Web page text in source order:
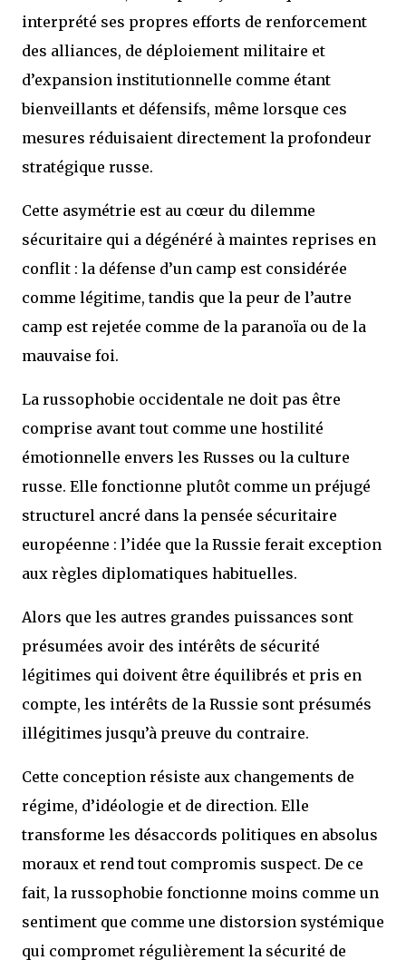
interprété ses propres efforts de renforcement
des alliances, de déploiement militaire et
d’expansion institutionnelle comme étant
bienveillants et défensifs, même lorsque ces
mesures réduisaient directement la profondeur
stratégique russe.
Cette asymétrie est au cœur du dilemme
sécuritaire qui a dégénéré à maintes reprises en
conflit : la défense d’un camp est considérée
comme légitime, tandis que la peur de l’autre
camp est rejetée comme de la paranoïa ou de la
mauvaise foi.
La russophobie occidentale ne doit pas être
comprise avant tout comme une hostilité
émotionnelle envers les Russes ou la culture
russe. Elle fonctionne plutôt comme un préjugé
structurel ancré dans la pensée sécuritaire
européenne : l’idée que la Russie ferait exception
aux règles diplomatiques habituelles.
Alors que les autres grandes puissances sont
présumées avoir des intérêts de sécurité
légitimes qui doivent être équilibrés et pris en
compte, les intérêts de la Russie sont présumés
illégitimes jusqu’à preuve du contraire.
Cette conception résiste aux changements de
régime, d’idéologie et de direction. Elle
transforme les désaccords politiques en absolus
moraux et rend tout compromis suspect. De ce
fait, la russophobie fonctionne moins comme un
sentiment que comme une distorsion systémique
qui compromet régulièrement la sécurité de